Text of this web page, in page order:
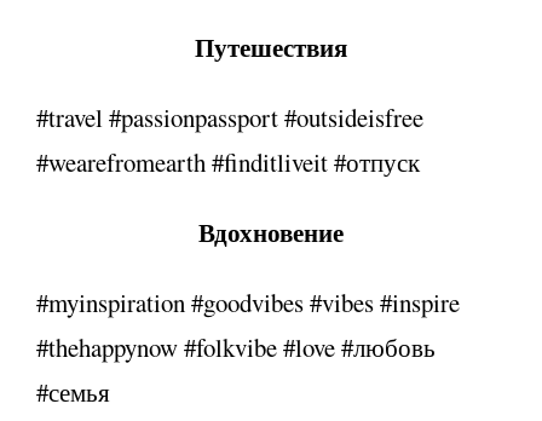
Путешествия
#travel #passionpassport #outsideisfree
#wearefromearth #finditliveit #отпуск
Вдохновение
#myinspiration #goodvibes #vibes #inspire
#thehappynow #folkvibe #love #любовь
#семья